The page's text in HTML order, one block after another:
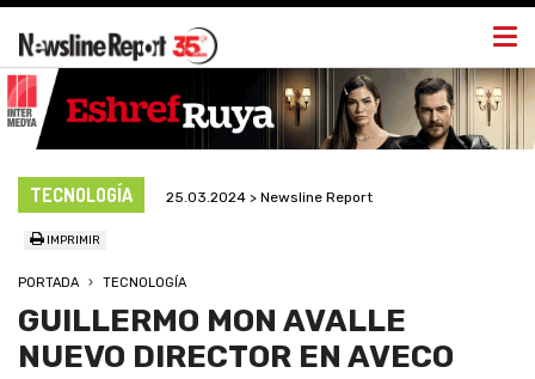
TECNOLOGÍA 25.03.2024 > Newsline Report
IMPRIMIR
PORTADA TECNOLOGÍA
GUILLERMO MON AVALLE
NUEVO DIRECTOR EN AVECO